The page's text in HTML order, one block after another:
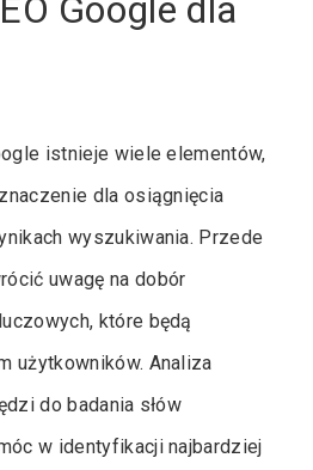
Google dla
istnieje wiele elementów,
dla osiągnięcia
wyszukiwania. Przede
uwagę na dobór
które będą
użytkowników. Analiza
do badania słów
w identyfikacji najbardziej